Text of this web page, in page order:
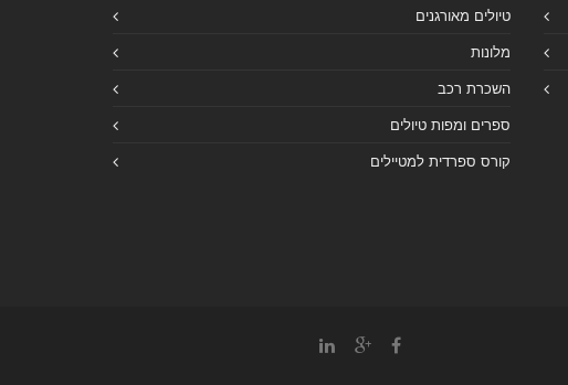
טיולים מאורגנים
מלונות
השכרת רכב
ספרים ומפות טיולים
קורס ספרדית למטיילים